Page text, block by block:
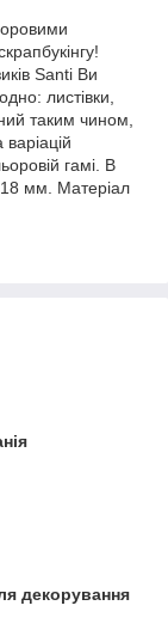
Santi Ви
листівки,
таким чином,
гамі. В
18 мм. Матеріал
декорування